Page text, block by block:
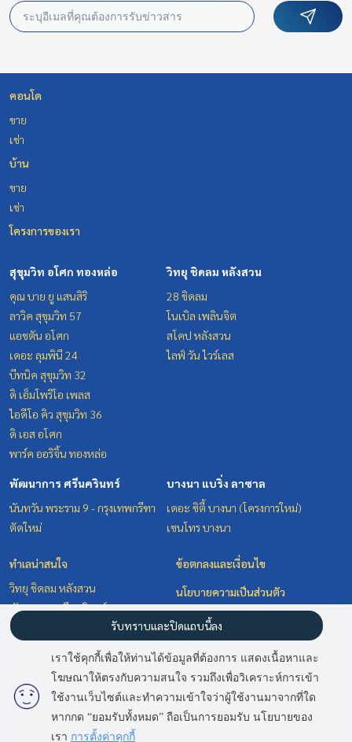
มี3คนกำลังดูประกาศนี้
Sold Out
คอนโด
ขาย
เช่า
บ้าน
ขาย
เช่า
โครงการของเรา
สุขุมวิท อโศก ทองหล่อ
คุณ บาย ยู แสนสิริ
ลาวิค สุขุมวิท 57
แอชตัน อโศก
เดอะ ลุมพินี 24
บีทนิค สุขุมวิท 32
ดิ เอ็มโพริโอ เพลส
ไอดีโอ คิว สุขุมวิท 36
ดิ เอส อโศก
พาร์ค ออริจิ้น ทองหล่อ
วิทยุ ชิดลม หลังสวน
28 ชิดลม
โนเบิล เพลินจิต
สโคป หลังสวน
ไลฟ์ วัน ไวร์เลส
พัฒนาการ ศรีนครินทร์
นันทวัน พระราม 9 - กรุงเทพกรีฑา
ตัดใหม่
บางนา แบริ่ง ลาซาล
เดอะ ซิตี้ บางนา (โครงการใหม่)
เซนโทร บางนา
ทำเลน่าสนใจ
วิทยุ ชิดลม หลังสวน
พัฒนาการ ศรีนครินทร์
บางนา แบริ่ง ลาซาล
สุขุมวิท อโศก ทองหล่อ
ข้อตกลงและเงื่อนไข
นโยบายความเป็นส่วนตัว
เกี่ยวกับเรา
วิธีการฝากขาย-เช่า
ติดต่อ
Power by
เราใช้คุกกี้เพื่อให้ท่านได้ข้อมูลที่ต้องการ แสดงเนื้อหาและ
โฆษณาให้ตรงกับความสนใจ รวมถึงเพื่อวิเคราะห์การเข้า
ใช้งานเว็บไซต์และทำความเข้าใจว่าผู้ใช้งานมาจากที่ใด
หากกด “ยอมรับทั้งหมด” ถือเป็นการยอมรับ นโยบายของ
เรา การตั้งค่าคุกกี้
รับทราบและปิดแถบนี้ลง